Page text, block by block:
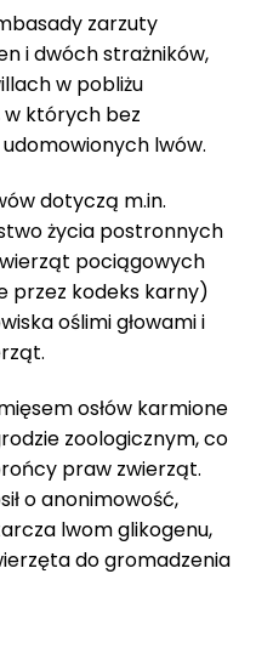
zarzuty
i dwóch strażników,
w pobliżu
w których bez
lwów.
dotyczą m.in.
życia postronnych
pociągowych
przez kodeks karny)
oślimi głowami i
osłów karmione
zoologicznym, co
praw zwierząt.
o anonimowość,
lwom glikogenu,
do gromadzenia